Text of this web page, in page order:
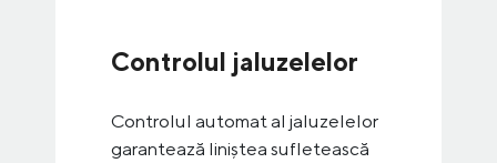
Controlul jaluzelelor
Controlul automat al jaluzelelor
garantează liniștea sufletească